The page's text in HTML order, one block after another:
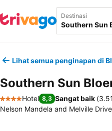
Destinasi
Lihat semua penginapan di
Southern Sun
4 Bintang
Hotel 8,3 Sangat baik (
Nelson Mandela and Melville